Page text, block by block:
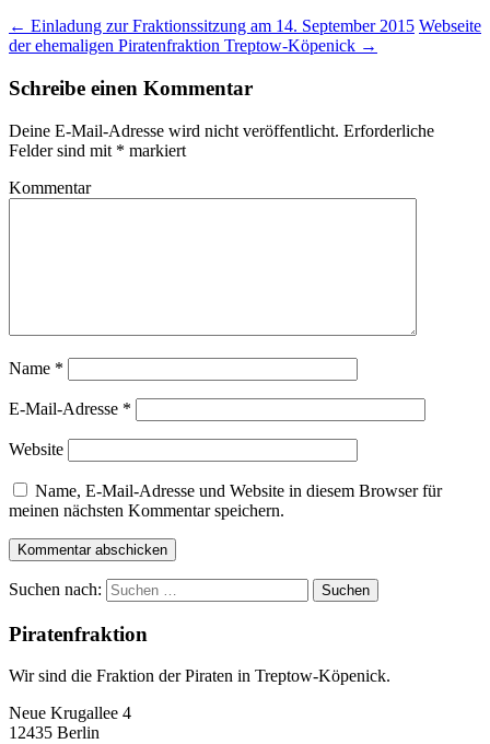
← Einladung zur Fraktionssitzung am 14. September 2015 Webseite
der ehemaligen Piratenfraktion Treptow-Köpenick →
Schreibe einen Kommentar
Deine E-Mail-Adresse wird nicht veröffentlicht. Erforderliche
Felder sind mit * markiert
Kommentar
Name *
E-Mail-Adresse *
Website
Name, E-Mail-Adresse und Website in diesem Browser für
meinen nächsten Kommentar speichern.
Suchen nach:
Piratenfraktion
Wir sind die Fraktion der Piraten in Treptow-Köpenick.
Neue Krugallee 4
12435 Berlin